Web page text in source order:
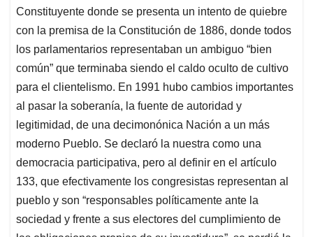
Constituyente donde se presenta un intento de quiebre
con la premisa de la Constitución de 1886, donde todos
los parlamentarios representaban un ambiguo “bien
común” que terminaba siendo el caldo oculto de cultivo
para el clientelismo. En 1991 hubo cambios importantes
al pasar la soberanía, la fuente de autoridad y
legitimidad, de una decimonónica Nación a un más
moderno Pueblo. Se declaró la nuestra como una
democracia participativa, pero al definir en el artículo
133, que efectivamente los congresistas representan al
pueblo y son “responsables políticamente ante la
sociedad y frente a sus electores del cumplimiento de